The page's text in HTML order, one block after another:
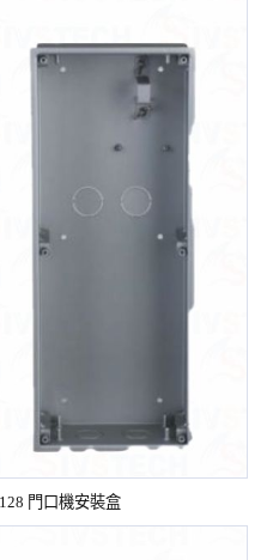
門口機安裝盒